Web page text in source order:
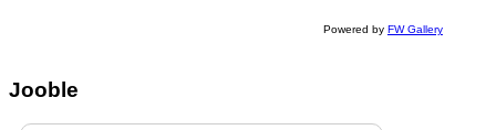
Powered by FW Gallery
Jooble